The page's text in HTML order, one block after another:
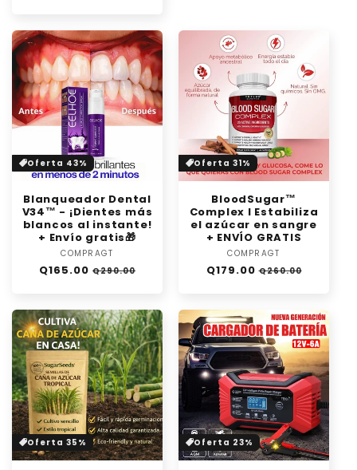
Oferta 43%
Blanqueador Dental
V34™ - ¡Dientes más
blancos al instante!
+ Envío gratis🎁
Proveedor:
COMPRAGT
Precio
Q165.00 Precio
Q290.00
Oferta 31%
BloodSugar™
Complex l Estabiliza
el azúcar en sangre
+ ENVÍO GRATIS
Proveedor:
COMPRAGT
Precio
Q179.00 Precio
Q260.00
Oferta 35% Oferta 23%